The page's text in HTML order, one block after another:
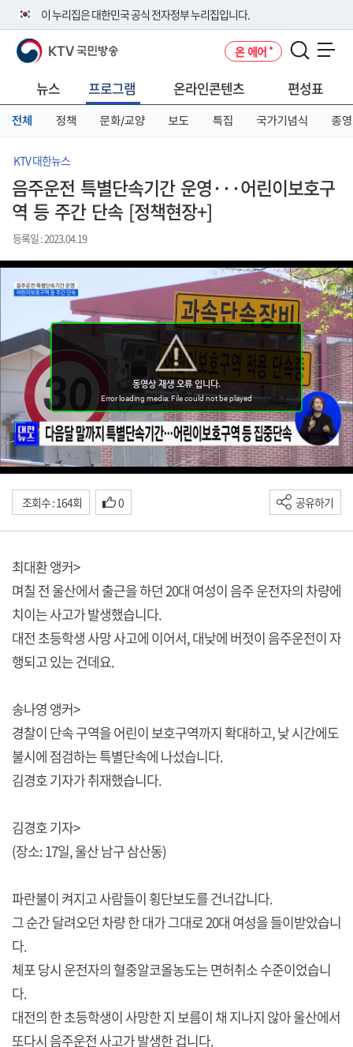
이 누리집은 대한민국 공식 전자정부 누리집입니다.
공식 누리집 주소 확인하기
니다.
이밖에 or.kr 또는 .kr등 다른 도메인 주소를 사용하고 있다면 아래 URL에
서 도메인 주소를 확인해 보세요
KTV 국민방송 온 에어
뉴스 프로그램 온라인콘텐츠 편성표
전체 정책 문화/교양 보도 특집 국가기념식 종영
KTV 대한뉴스
음주운전 특별단속기간 운영···어린이보호구
역 등 주간 단속 [정책현장+]
등록일 : 2023.04.19
조회수 : 164회 0 공유하기
최대환 앵커>
며칠 전 울산에서 출근을 하던 20대 여성이 음주 운전자의 차량에
치이는 사고가 발생했습니다.
대전 초등학생 사망 사고에 이어서, 대낮에 버젓이 음주운전이 자
행되고 있는 건데요.
송나영 앵커>
경찰이 단속 구역을 어린이 보호구역까지 확대하고, 낮 시간에도
불시에 점검하는 특별단속에 나섰습니다.
김경호 기자가 취재했습니다.
김경호 기자>
(장소: 17일, 울산 남구 삼산동)
파란불이 켜지고 사람들이 횡단보도를 건너갑니다.
그 순간 달려오던 차량 한 대가 그대로 20대 여성을 들이받았습니
다.
체포 당시 운전자의 혈중알코올농도는 면허취소 수준이었습니
다.
대전의 한 초등학생이 사망한 지 보름이 채 지나지 않아 울산에서
또다시 음주운전 사고가 발생한 겁니다.